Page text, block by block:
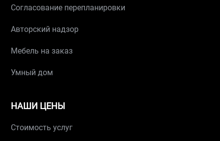
Согласование перепланировки
Авторский надзор
Мебель на заказ
Умный дом
НАШИ ЦЕНЫ
Стоимость услуг